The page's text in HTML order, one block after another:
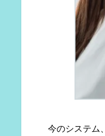
今のシステム